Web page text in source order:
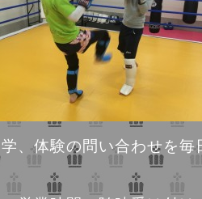
、体験の問い合わせを